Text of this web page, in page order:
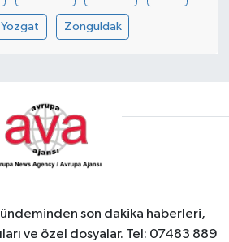
Yozgat Zonguldak
son dakika haberleri,
ve özel dosyalar. Tel: 07483 889